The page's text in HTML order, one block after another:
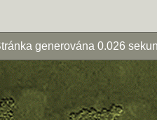
generována 0.026